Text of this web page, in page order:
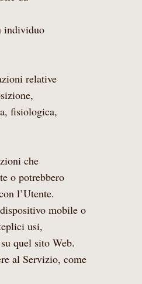
individuo
relative
fisiologica,
che
o potrebbero
l’Utente.
mobile o
usi,
quel sito Web.
al Servizio, come